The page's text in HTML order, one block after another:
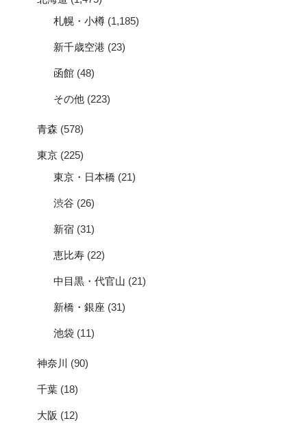
札幌・小樽 (1,185)
新千歳空港 (23)
函館 (48)
その他 (223)
青森 (578)
東京 (225)
東京・日本橋 (21)
渋谷 (26)
新宿 (31)
恵比寿 (22)
中目黒・代官山 (21)
新橋・銀座 (31)
池袋 (11)
神奈川 (90)
千葉 (18)
大阪 (12)